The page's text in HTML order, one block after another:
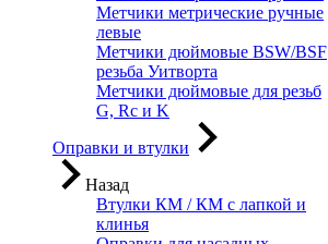
Метчики метрические ручные
левые
Метчики дюймовые BSW/BSF
резьба Уитворта
Метчики дюймовые для резьб
G, Rc и K
Оправки и втулки
Назад
Втулки КМ / КМ с лапкой и
клинья